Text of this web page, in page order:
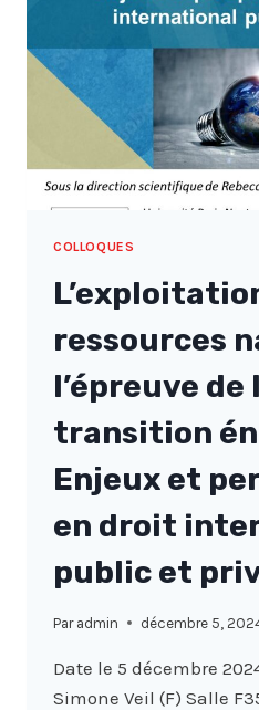
CONVENTION
COLLOQUES
ressources
l’épreuve de
transition
Enjeux et
en droit
public et
Par admin décembre 5,
Date le 5 décembre
Simone Veil (F) Salle